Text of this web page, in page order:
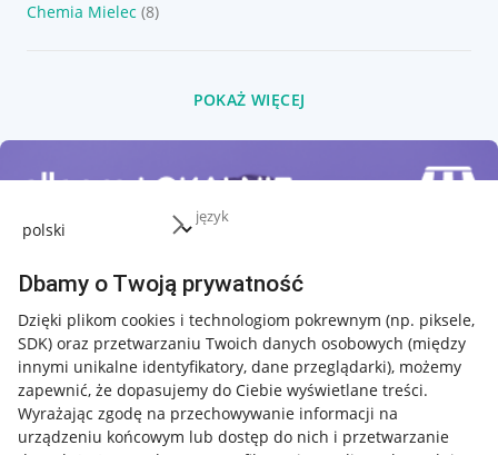
język
Dbamy o Twoją prywatność
Dzięki plikom cookies i technologiom pokrewnym (np. piksele,
SDK) oraz przetwarzaniu Twoich danych osobowych (między
innymi unikalne identyfikatory, dane przeglądarki), możemy
zapewnić, że dopasujemy do Ciebie wyświetlane treści.
Wyrażając zgodę na przechowywanie informacji na
urządzeniu końcowym lub dostęp do nich i przetwarzanie
Chemia Mielec (8)
POKAŻ WIĘCEJ